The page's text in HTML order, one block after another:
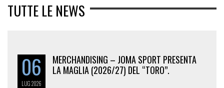
TUTTE LE NEWS
06
LUG2026
MERCHANDISING – JOMA SPORT PRESENTA
LA MAGLIA (2026/27) DEL “TORO”.